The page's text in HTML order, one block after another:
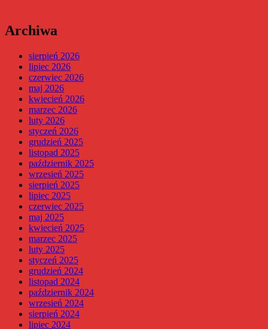
Archiwa
sierpień 2026
lipiec 2026
czerwiec 2026
maj 2026
kwiecień 2026
marzec 2026
luty 2026
styczeń 2026
grudzień 2025
listopad 2025
październik 2025
wrzesień 2025
sierpień 2025
lipiec 2025
czerwiec 2025
maj 2025
kwiecień 2025
marzec 2025
luty 2025
styczeń 2025
grudzień 2024
listopad 2024
październik 2024
wrzesień 2024
sierpień 2024
lipiec 2024